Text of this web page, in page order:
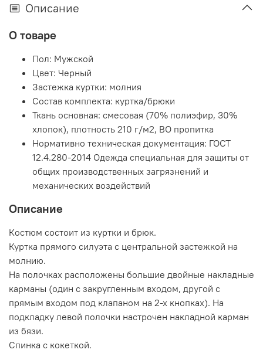
Описание
О товаре
Пол: Мужской
Цвет: Черный
Застежка куртки: молния
Состав комплекта: куртка/брюки
Ткань основная: смесовая (70% полиэфир, 30%
хлопок), плотность 210 г/м2, ВО пропитка
Нормативно техническая документация: ГОСТ
12.4.280-2014 Одежда специальная для защиты от
общих производственных загрязнений и
механических воздействий
Описание
Костюм состоит из куртки и брюк.
Куртка прямого силуэта с центральной застежкой на
молнию.
На полочках расположены большие двойные накладные
карманы (один с закругленным входом, другой с
прямым входом под клапаном на 2-х кнопках). На
подкладку левой полочки настрочен накладной карман
из бязи.
Спинка с кокеткой.